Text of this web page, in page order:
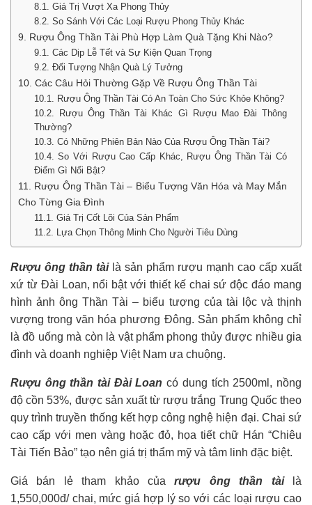
8.1. Giá Trị Vượt Xa Phong Thủy
8.2. So Sánh Với Các Loại Rượu Phong Thủy Khác
9. Rượu Ông Thần Tài Phù Hợp Làm Quà Tặng Khi Nào?
9.1. Các Dịp Lễ Tết và Sự Kiện Quan Trọng
9.2. Đối Tượng Nhận Quà Lý Tưởng
10. Các Câu Hỏi Thường Gặp Về Rượu Ông Thần Tài
10.1. Rượu Ông Thần Tài Có An Toàn Cho Sức Khỏe Không?
10.2. Rượu Ông Thần Tài Khác Gì Rượu Mao Đài Thông
Thường?
10.3. Có Những Phiên Bản Nào Của Rượu Ông Thần Tài?
10.4. So Với Rượu Cao Cấp Khác, Rượu Ông Thần Tài Có
Điểm Gì Nổi Bật?
11. Rượu Ông Thần Tài – Biểu Tượng Văn Hóa và May Mắn
Cho Từng Gia Đình
11.1. Giá Trị Cốt Lõi Của Sản Phẩm
11.2. Lựa Chọn Thông Minh Cho Người Tiêu Dùng
Rượu ông thần tài là sản phẩm rượu mạnh cao cấp xuất
xứ từ Đài Loan, nổi bật với thiết kế chai sứ độc đáo mang
hình ảnh ông Thần Tài – biểu tượng của tài lộc và thịnh
vượng trong văn hóa phương Đông. Sản phẩm không chỉ
là đồ uống mà còn là vật phẩm phong thủy được nhiều gia
đình và doanh nghiệp Việt Nam ưa chuộng.
Rượu ông thần tài Đài Loan có dung tích 2500ml, nồng
độ cồn 53%, được sản xuất từ rượu trắng Trung Quốc theo
quy trình truyền thống kết hợp công nghệ hiện đại. Chai sứ
cao cấp với men vàng hoặc đỏ, họa tiết chữ Hán “Chiêu
Tài Tiến Bảo” tạo nên giá trị thẩm mỹ và tâm linh đặc biệt.
Giá bán lẻ tham khảo củarượu ông thần tàilà
1,550,000đ/ chai, mức giá hợp lý so với các loại rượu cao